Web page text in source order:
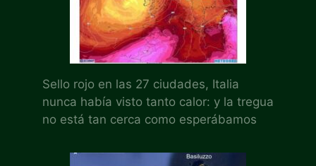
Sello rojo en las 27 ciudades, Italia
nunca había visto tanto calor: y la tregua
no está tan cerca como esperábamos